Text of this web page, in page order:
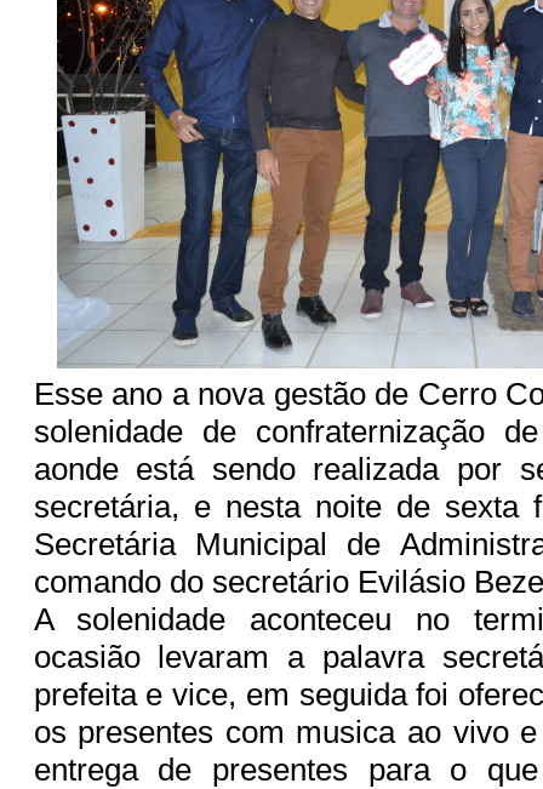
Esse ano a nova gestão de Cerro
solenidade de confraternização
aonde está sendo realizada por
secretária, e nesta noite de sexta
Secretária Municipal de
comando do secretário Evilásio
A solenidade aconteceu no
ocasião levaram a palavra
prefeita e vice, em seguida foi
os presentes com musica ao vivo
entrega de presentes para o